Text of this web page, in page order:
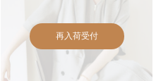
再入荷受付